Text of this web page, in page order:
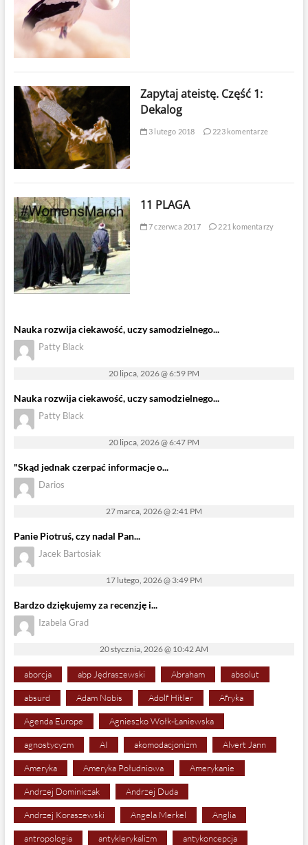
Zapytaj ateistę. Część 1:
Dekalog
3 lutego 2018 223 komentarze
11 PLAGA
7 czerwca 2017 221 komentarzy
Nauka rozwija ciekawość, uczy samodzielnego...
Patty Black
20 lipca, 2026 @ 6:59 PM
Nauka rozwija ciekawość, uczy samodzielnego...
Patty Black
20 lipca, 2026 @ 6:47 PM
"Skąd jednak czerpać informacje o...
Darios
27 marca, 2026 @ 2:41 PM
Panie Piotruś, czy nadal Pan...
Jacek Bartosiak
17 lutego, 2026 @ 3:49 PM
Bardzo dziękujemy za recenzję i...
Izabela Grad
20 stycznia, 2026 @ 10:42 AM
aborcja abp Jędraszewski Abraham absolut
absurd Adam Nobis Adolf Hitler Afryka
Agenda Europe Agnieszko Wołk-Łaniewska
agnostycyzm AI akomodacjonizm Alvert Jann
Ameryka Ameryka Południowa Amerykanie
Andrzej Dominiczak Andrzej Duda
Andrzej Koraszewski Angela Merkel Anglia
antropologia antyklerykalizm antykoncepcja